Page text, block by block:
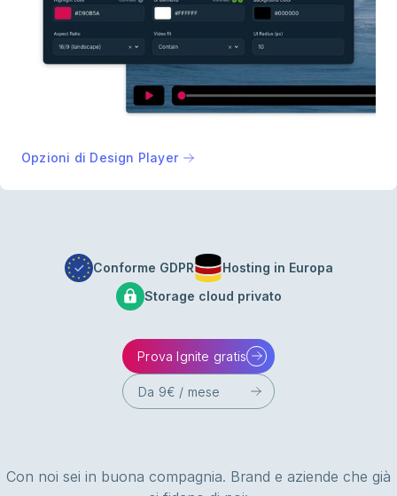
Opzioni di Design Player
Conforme GDPR
Hosting in Europa
Storage cloud privato
Prova Ignite gratis
Da 9€ / mese
Con noi sei in buona compagnia. Brand e aziende che già